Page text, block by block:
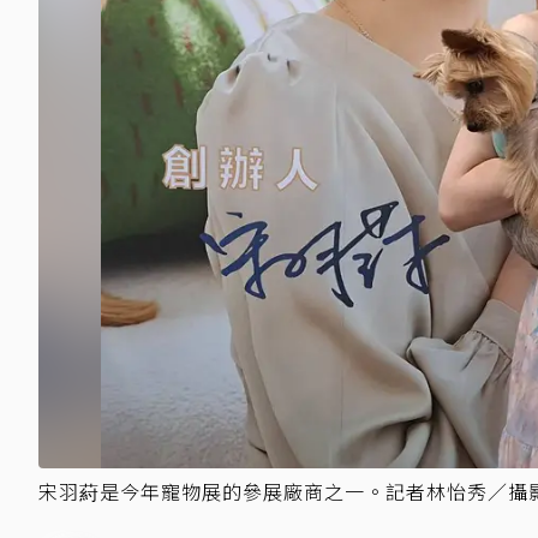
宋羽葤是今年寵物展的參展廠商之一。記者林怡秀／攝